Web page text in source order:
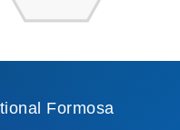
Formosa